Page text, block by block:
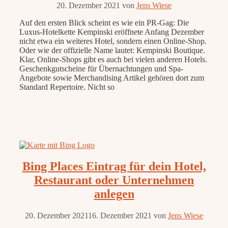
20. Dezember 2021 von Jens Wiese
Auf den ersten Blick scheint es wie ein PR-Gag: Die
Luxus-Hotelkette Kempinski eröffnete Anfang Dezember
nicht etwa ein weiteres Hotel, sondern einen Online-Shop.
Oder wie der offizielle Name lautet: Kempinski Boutique.
Klar, Online-Shops gibt es auch bei vielen anderen Hotels.
Geschenkgutscheine für Übernachtungen und Spa-
Angebote sowie Merchandising Artikel gehören dort zum
Standard Repertoire. Nicht so
Bing Places Eintrag für dein Hotel,
Restaurant oder Unternehmen
anlegen
20. Dezember 202116. Dezember 2021 von Jens Wiese